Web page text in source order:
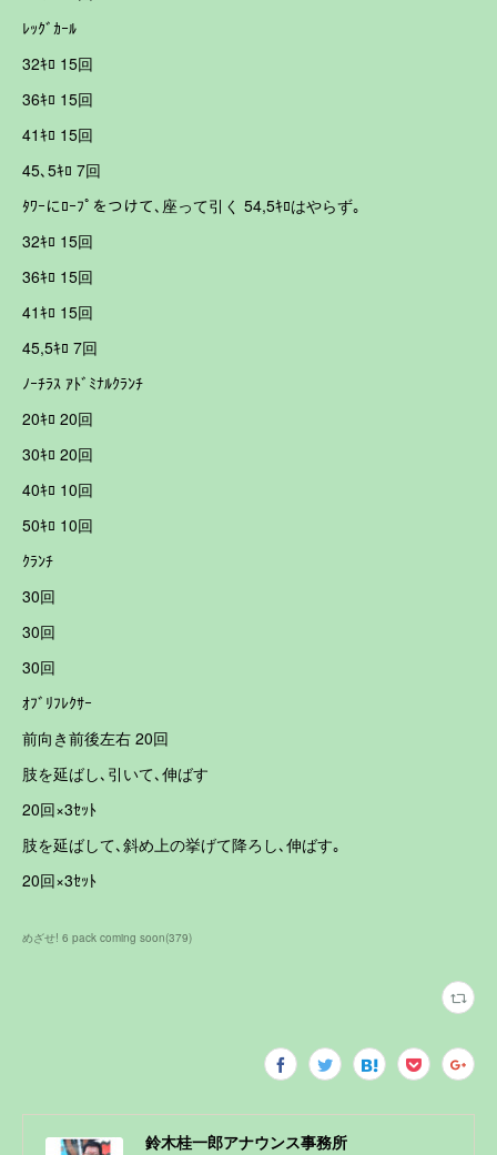
ﾚｯｸﾞｶｰﾙ
32ｷﾛ 15回
36ｷﾛ 15回
41ｷﾛ 15回
45､5ｷﾛ 7回
ﾀﾜｰにﾛｰﾌﾟをつけて､座って引く 54,5ｷﾛはやらず｡
32ｷﾛ 15回
36ｷﾛ 15回
41ｷﾛ 15回
45,5ｷﾛ 7回
ﾉｰﾁﾗｽ ｱﾄﾞﾐﾅﾙｸﾗﾝﾁ
20ｷﾛ 20回
30ｷﾛ 20回
40ｷﾛ 10回
50ｷﾛ 10回
ｸﾗﾝﾁ
30回
30回
30回
ｵﾌﾞﾘﾌﾚｸｻｰ
前向き前後左右 20回
肢を延ばし､引いて､伸ばす
20回×3ｾｯﾄ
肢を延ばして､斜め上の挙げて降ろし､伸ばす｡
20回×3ｾｯﾄ
めざせ! 6 pack coming soon(379)
鈴木桂一郎アナウンス事務所